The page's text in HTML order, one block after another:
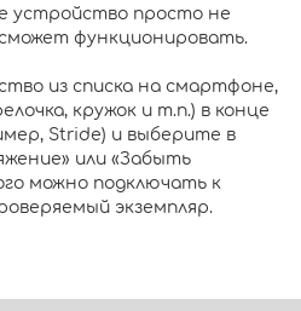
устройство просто не
функционировать.
из списка на смартфоне,
кружок и т.п.) в конце
Stride) и выберите в
или «Забыть
можно подключать к
экземпляр.